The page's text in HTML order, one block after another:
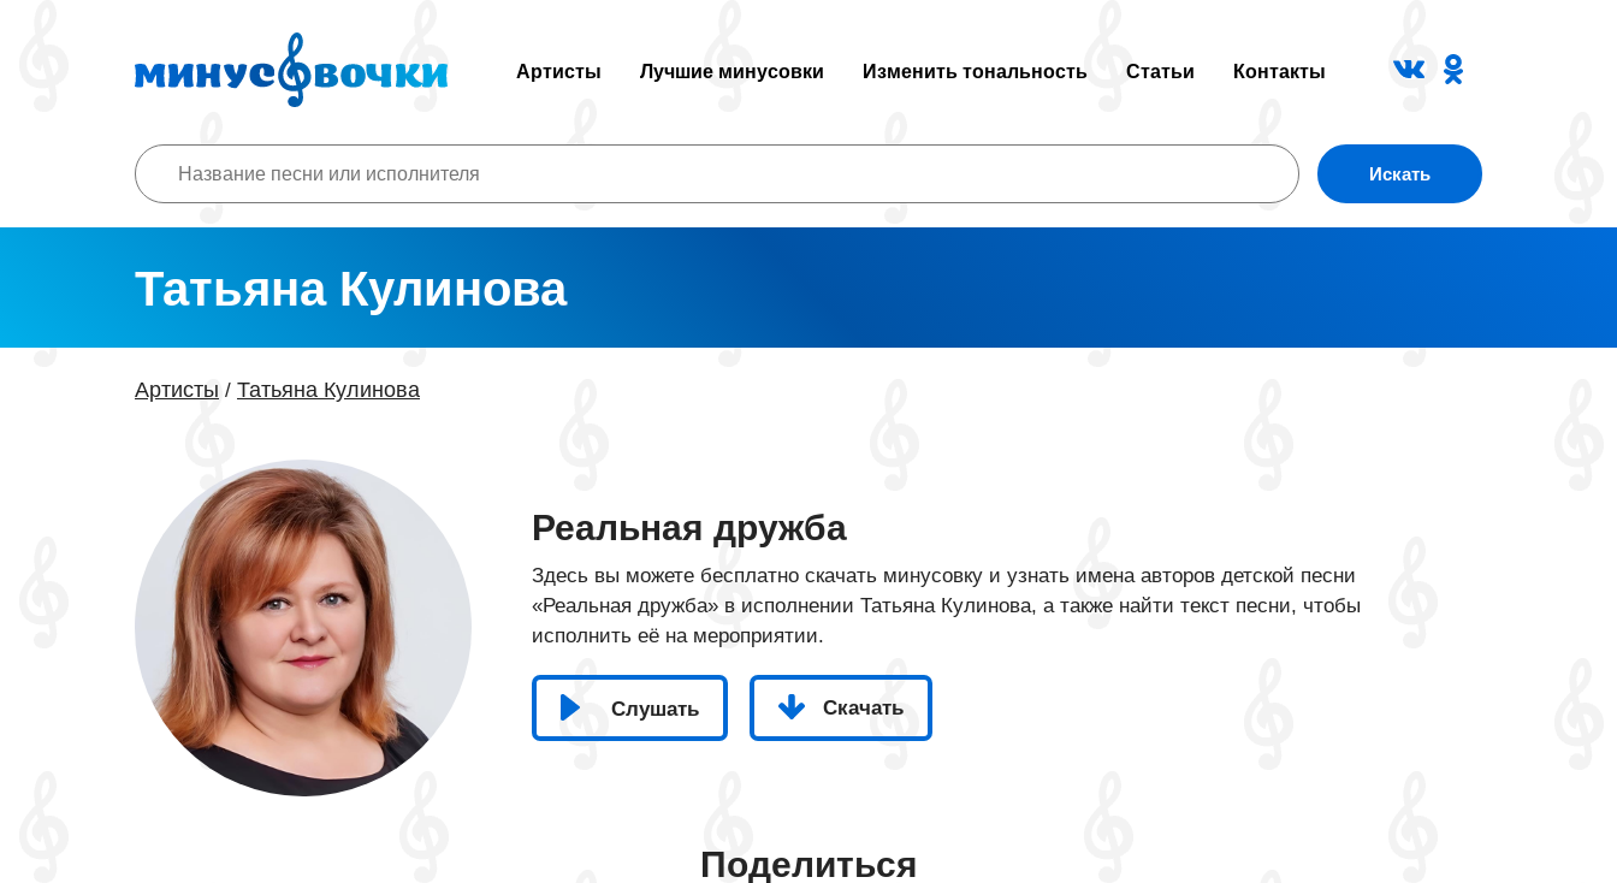
Артисты Лучшие минусовки Изменить тональность Статьи Контакты
Искать
Татьяна Кулинова
Артисты / Татьяна Кулинова
Реальная дружба
Здесь вы можете бесплатно скачать минусовку и узнать имена авторов детской песни
«Реальная дружба» в исполнении Татьяна Кулинова, а также найти текст песни, чтобы
исполнить её на мероприятии.
Слушать Скачать
Поделиться